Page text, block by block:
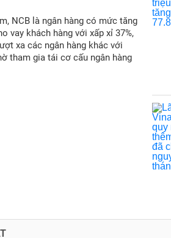
NCB là ngân hàng có mức tăng
vay khách hàng với xấp xỉ 37%,
xa các ngân hàng khác với
tham gia tái cơ cấu ngân hàng